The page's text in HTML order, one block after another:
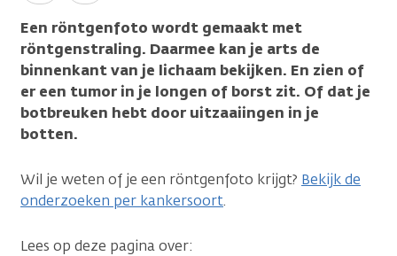
Een röntgenfoto wordt gemaakt met
röntgenstraling. Daarmee kan je arts de
binnenkant van je lichaam bekijken. En zien of
er een tumor in je longen of borst zit. Of dat je
botbreuken hebt door uitzaaiingen in je
botten.
Wil je weten of je een röntgenfoto krijgt? Bekijk de
onderzoeken per kankersoort.
Lees op deze pagina over: